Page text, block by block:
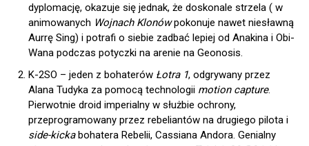
dyplomację, okazuje się jednak, że doskonale strzela ( w
animowanych Wojnach Klonówpokonuje nawet niesławną
Aurrę Sing) i potrafi o siebie zadbać lepiej od Anakina i Obi-
Wana podczas potyczki na arenie na Geonosis.
K-2SO – jeden z bohaterów Łotra 1, odgrywany przez
Alana Tudyka za pomocą technologii motion capture.
Pierwotnie droid imperialny w służbie ochrony,
przeprogramowany przez rebeliantów na drugiego pilota i
side-kickabohatera Rebelii, Cassiana Andora. Genialny